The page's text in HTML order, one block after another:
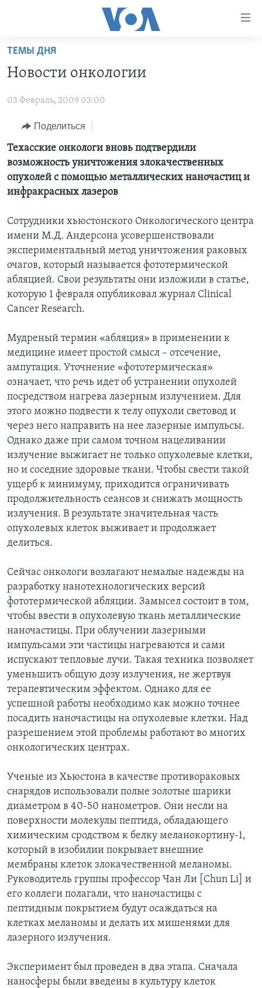
Перейти
основной
Перейти
навигации
Перейти
поиск
АМЕРИКА
НОВОСТИ ЗА МИНУТУ
ИТОГИ
ПОЧЕМУ ЭТО ВАЖНО?
ДИСКУССИЯ VOA
НЬЮ-ЙОРК NEW YORK
АМЕРИКА. БОЛЬШОЕ ПУТЕШЕСТВИЕ
ПРОЕКТЫ
УЧИМ АНГЛИЙСКИЙ
НАША АМЕРИКАНСКАЯ ИСТОРИЯ
А КАК В АМЕРИКЕ?
АРТЕФАКТЫ
ТЕСТЫ
ЭКСПЕРТИЗА
ИНТЕРВЬЮ
ФАКТЫ ПРОТИВ ФЕЙКОВ
ЗА СВОБОДУ ПРЕССЫ
ВИДЕО
ПОДПИСКА НА НОВОСТИ
Learning English
СОЦИАЛЬНЫЕ СЕТИ
Языки
ТЕМЫ ДНЯ
Новости онкологии
03 Февраль, 2009 03:00
Поделиться
Техасские онкологи вновь подтвердили
возможность уничтожения злокачественных
опухолей с помощью металлических наночастиц и
инфракрасных лазеров
Сотрудники хьюстонского Онкологического центра
имени М.Д. Андерсона усовершенствовали
экспериментальный метод уничтожения раковых
очагов, который называется фототермической
абляцией. Свои результаты они изложили в статье,
которую 1 февраля опубликовал журнал Clinical
Cancer Research.
Мудреный термин «абляция» в применении к
медицине имеет простой смысл – отсечение,
ампутация. Уточнение «фототермическая»
означает, что речь идет об устранении опухолей
посредством нагрева лазерным излучением. Для
этого можно подвести к телу опухоли световод и
через него направить на нее лазерные импульсы.
Однако даже при самом точном нацеливании
излучение выжигает не только опухолевые клетки,
но и соседние здоровые ткани. Чтобы свести такой
ущерб к минимуму, приходится ограничивать
продолжительность сеансов и снижать мощность
излучения. В результате значительная часть
опухолевых клеток выживает и продолжает
делиться.
Сейчас онкологи возлагают немалые надежды на
разработку нанотехнологических версий
фототермической абляции. Замысел состоит в том,
чтобы ввести в опухолевую ткань металлические
наночастицы. При облучении лазерными
импульсами эти частицы нагреваются и сами
испускают тепловые лучи. Такая техника позволяет
уменьшить общую дозу излучения, не жертвуя
терапевтическим эффектом. Однако для ее
успешной работы необходимо как можно точнее
посадить наночастицы на опухолевые клетки. Над
разрешением этой проблемы работают во многих
онкологических центрах.
Ученые из Хьюстона в качестве противораковых
снарядов использовали полые золотые шарики
диаметром в 40-50 нанометров. Они несли на
поверхности молекулы пептида, обладающего
химическим сродством к белку меланокортину-1,
который в изобилии покрывает внешние
мембраны клеток злокачественной меланомы.
Руководитель группы профессор Чан Ли [Chun Li] и
его коллеги полагали, что наночастицы с
пептидным покрытием будут осаждаться на
клетках меланомы и делать их мишенями для
лазерного излучения.
Эксперимент был проведен в два этапа. Сначала
наносферы были введены в культуру клеток